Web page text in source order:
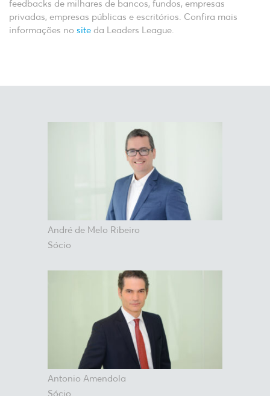
feedbacks de milhares de bancos, fundos, empresas
privadas, empresas públicas e escritórios. Confira mais
informações no site da Leaders League.
André de Melo Ribeiro
Sócio
Antonio Amendola
Sócio